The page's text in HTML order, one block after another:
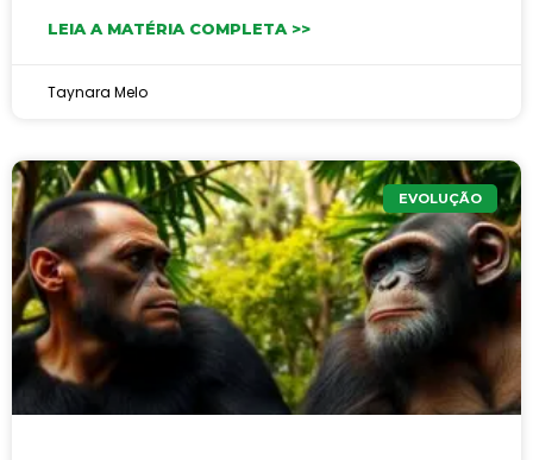
LEIA A MATÉRIA COMPLETA >>
Taynara Melo
EVOLUÇÃO